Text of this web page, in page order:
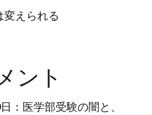
変えられる
ント
：医学部受験の闇と、